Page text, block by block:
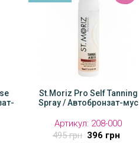
St.Moriz Pro Self Tanning
Spray / Автобронзат-мус
Артикул: 208-000
495 грн 396 грн